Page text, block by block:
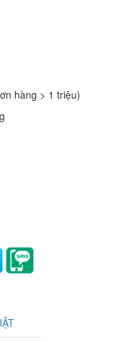
hàng > 1 triệu)